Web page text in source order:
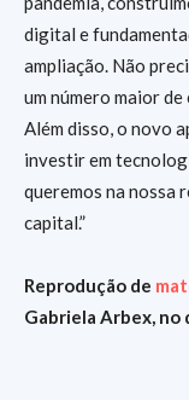
digital e
ampliação. Não
um número maior
Além disso, o novo
investir em
queremos na nossa
capital.”
Reprodução de
Gabriela Arbex,